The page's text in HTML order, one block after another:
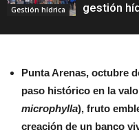
Gestión hídrica
gestión
Punta Arenas, octubre
paso histórico en la
microphylla), fruto
creación de un banco